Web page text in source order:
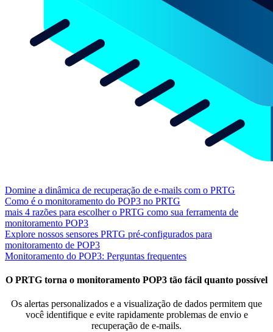
Domine a dinâmica de recuperação de e-mails com o PRTG
Como é o monitoramento do POP3 no PRTG
mais 4 razões para escolher o PRTG como sua ferramenta de
monitoramento POP3
Explore nossos sensores PRTG pré-configurados para
monitoramento de POP3
Monitoramento do POP3: Perguntas frequentes
O PRTG torna o monitoramento POP3 tão fácil quanto possível
Os alertas personalizados e a visualização de dados permitem que
você identifique e evite rapidamente problemas de envio e
recuperação de e-mails.